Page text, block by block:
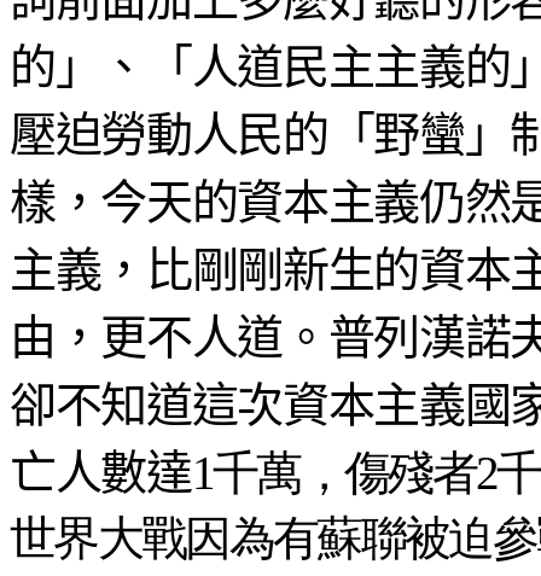
的」、「人道民主主義的
壓迫勞動人民的「野蠻」
樣，今天的資本主義仍然
主義，比剛剛新生的資本
由，更不人道。普列漢諾
卻不知道這次資本主義國
亡人數達1千萬，傷殘者2
世界大戰因為有蘇聯被迫